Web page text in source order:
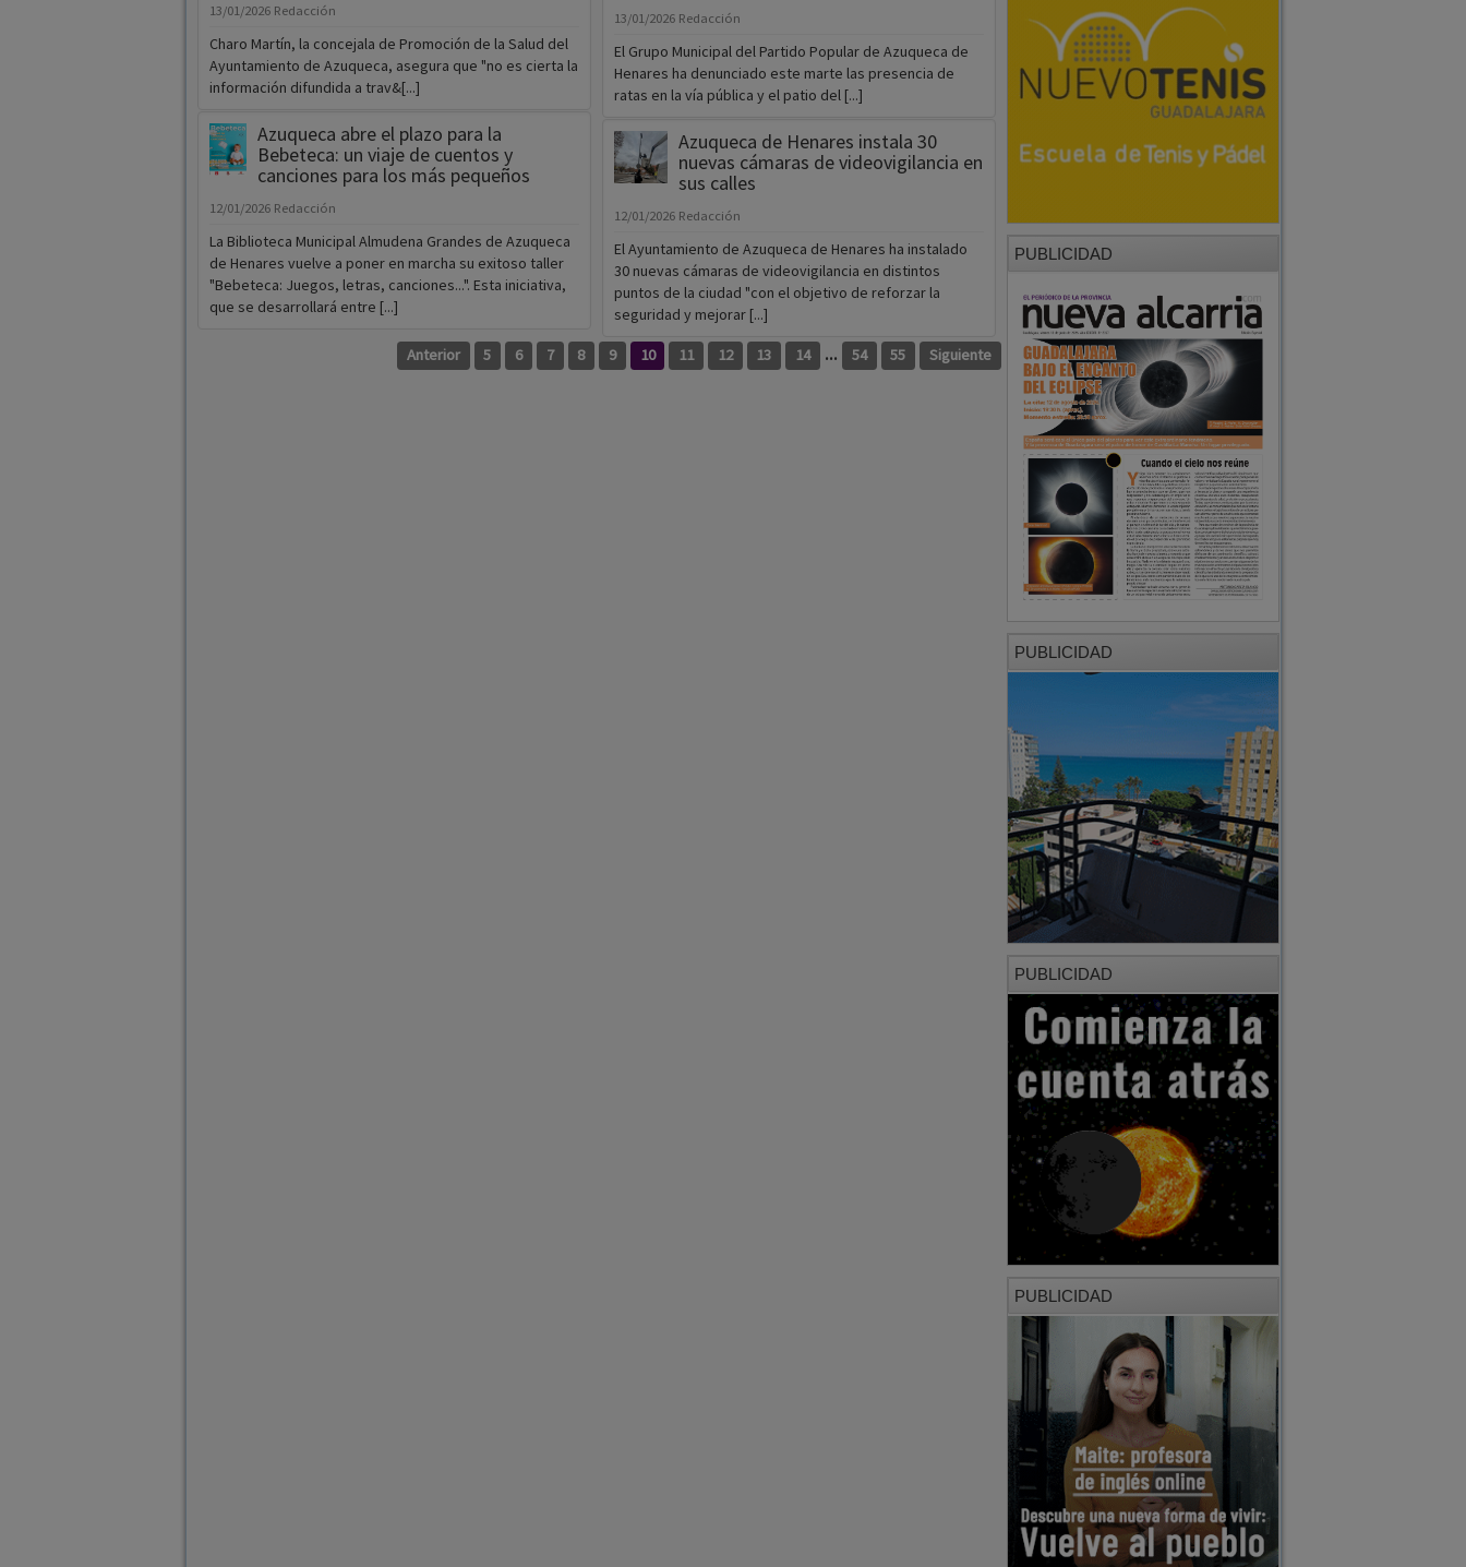
13/01/2026 Redacción
Charo Martín, la concejala de Promoción de la Salud del
Ayuntamiento de Azuqueca, asegura que "no es cierta la
información difundida a trav&[...]
Azuqueca abre el plazo para la
Bebeteca: un viaje de cuentos y
canciones para los más pequeños
12/01/2026 Redacción
La Biblioteca Municipal Almudena Grandes de Azuqueca
de Henares vuelve a poner en marcha su exitoso taller
"Bebeteca: Juegos, letras, canciones...". Esta iniciativa,
que se desarrollará entre [...]
13/01/2026 Redacción
El Grupo Municipal del Partido Popular de Azuqueca de
Henares ha denunciado este marte las presencia de
ratas en la vía pública y el patio del [...]
Azuqueca de Henares instala 30
nuevas cámaras de videovigilancia en
sus calles
12/01/2026 Redacción
El Ayuntamiento de Azuqueca de Henares ha instalado
30 nuevas cámaras de videovigilancia en distintos
puntos de la ciudad "con el objetivo de reforzar la
seguridad y mejorar [...]
Anterior 5 6 7 8 9 10 11 12 13 14 ... 54 55 Siguiente
PUBLICIDAD
PUBLICIDAD
PUBLICIDAD
PUBLICIDAD